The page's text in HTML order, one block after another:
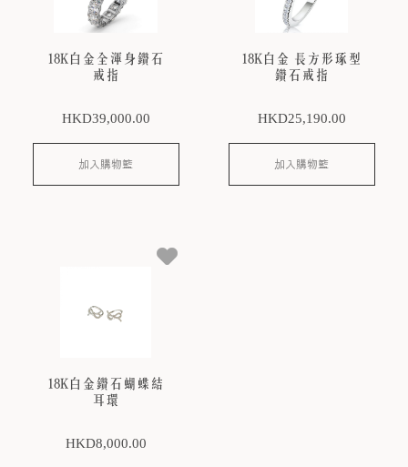
18K白金全渾身鑽石
戒指
HKD39,000.00
加入購物籃
18K白金 長方形琢型
鑽石戒指
HKD25,190.00
加入購物籃
18K白金鑽石蝴蝶結
耳環
HKD8,000.00